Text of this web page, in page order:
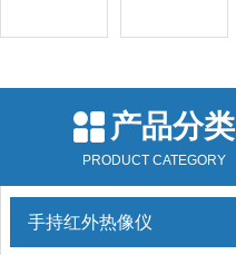
产品分类
PRODUCT CATEGORY
手持红外热像仪